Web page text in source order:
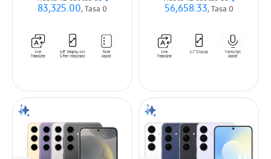
83,325.00, Tasa 0 56,658.33, Tasa 0